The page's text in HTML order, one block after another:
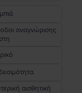
αναγνώρισης
αισθητική